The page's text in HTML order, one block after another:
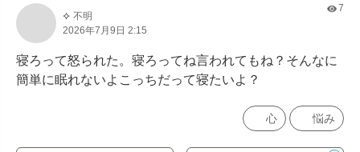
⟡ 不明
2026年7月9日 2:15
7
寝ろって怒られた。寝ろってね言われてもね？そんなに
簡単に眠れないよこっちだって寝たいよ？
心 悩み